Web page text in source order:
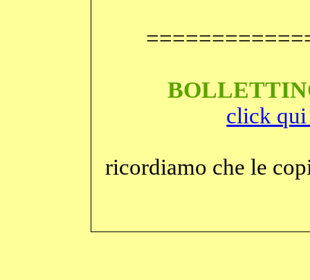
click
ricordiamo che le